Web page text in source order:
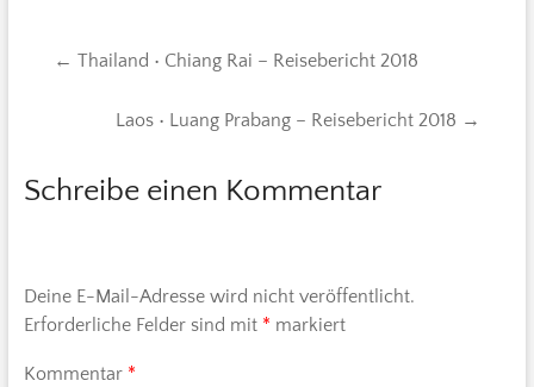
← Thailand • Chiang Rai – Reisebericht 2018
Laos • Luang Prabang – Reisebericht 2018 →
Schreibe einen Kommentar
Deine E-Mail-Adresse wird nicht veröffentlicht.
Erforderliche Felder sind mit * markiert
Kommentar *